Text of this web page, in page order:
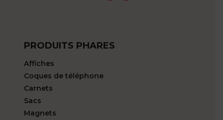
PRODUITS PHARES
Affiches
Coques de téléphone
Carnets
Sacs
Magnets